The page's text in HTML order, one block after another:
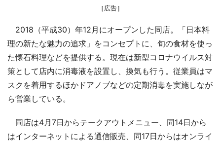
［広告］
2018（平成30）年12月にオープンした同店。「日本料
理の新たな魅力の追求」をコンセプトに、旬の食材を使っ
た懐石料理などを提供する。現在は新型コロナウイルス対
策として店内に消毒液を設置し、換気も行う。従業員はマ
スクを着用するほかドアノブなどの定期消毒を実施しなが
ら営業している。
同店は4月7日からテークアウトメニュー、同14日から
はインターネットによる通信販売、同17日からはオンライ